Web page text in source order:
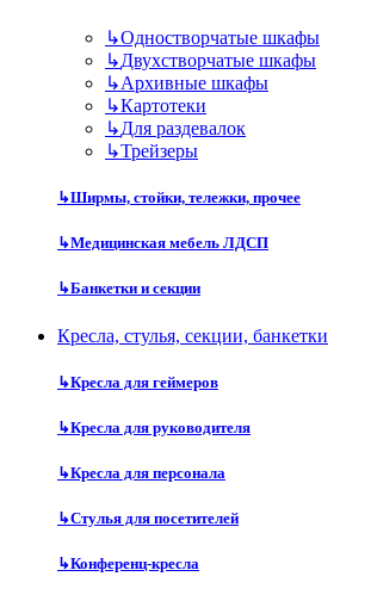
↳Одностворчатые шкафы
↳Двухстворчатые шкафы
↳Архивные шкафы
↳Картотеки
↳Для раздевалок
↳Трейзеры
↳Ширмы, стойки, тележки, прочее
↳Медицинская мебель ЛДСП
↳Банкетки и секции
Кресла, стулья, секции, банкетки
↳Кресла для геймеров
↳Кресла для руководителя
↳Кресла для персонала
↳Стулья для посетителей
↳Конференц-кресла